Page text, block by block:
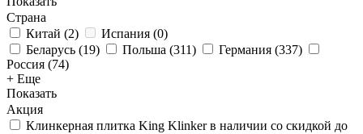
Страна
Китай (2) Испания (0)
Беларусь (19) Польша (311) Германия (337)
Россия (74)
+ Еще
Показать
Акция
Клинкерная плитка King Klinker в наличии со скидкой до